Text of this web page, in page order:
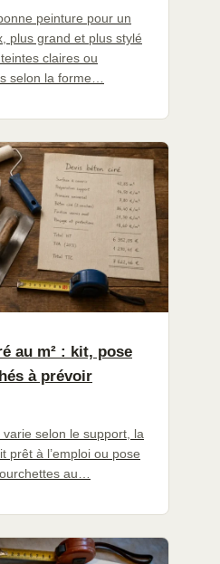
peinture pour un
plus grand et plus stylé
claires ou
selon la forme…
au m² : kit, pose
à prévoir
selon le support, la
prêt à l’emploi ou pose
au…